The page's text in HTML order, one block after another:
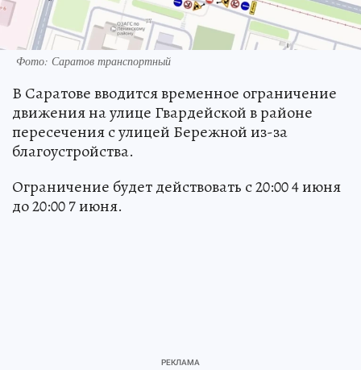
Фото: Саратов транспортный
В Саратове вводится временное ограничение
движения на улице Гвардейской в районе
пересечения с улицей Бережной из-за
благоустройства.
Ограничение будет действовать с 20:00 4 июня
до 20:00 7 июня.